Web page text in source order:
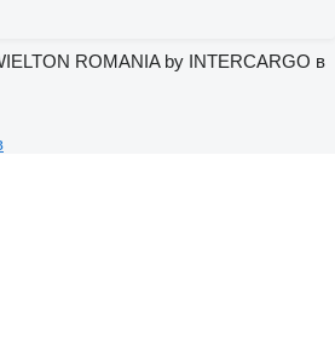
ROMANIA by INTERCARGO в